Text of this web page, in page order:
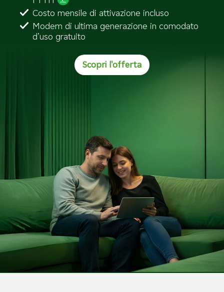
Costo mensile di attivazione incluso
Modem di ultima generazione in comodato
d’uso gratuito
Scopri l'offerta